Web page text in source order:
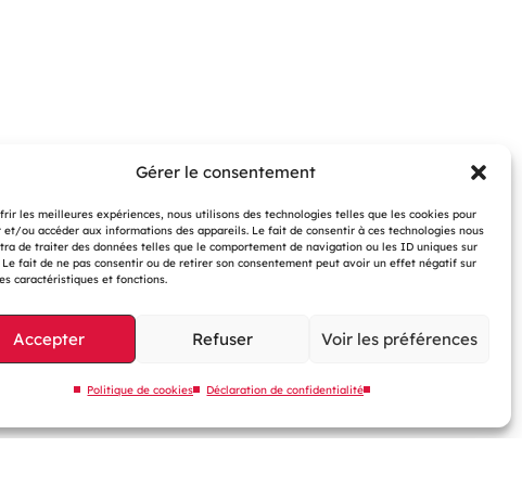
Gérer le consentement
les meilleures expériences, nous utilisons des technologies telles que les cookies pour
et/ou accéder aux informations des appareils. Le fait de consentir à ces technologies nous
de traiter des données telles que le comportement de navigation ou les ID uniques sur
Le fait de ne pas consentir ou de retirer son consentement peut avoir un effet négatif sur
caractéristiques et fonctions.
Accepter Refuser Voir les préférences
Politique de cookies Déclaration de confidentialité
?